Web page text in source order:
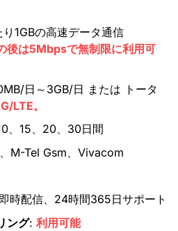
り1GBの高速データ通信
後は5Mbpsで無制限に利用可
日～3GB/日 または トータ
LTE。
、15、20、30日間
M-Tel Gsm、Vivacom
時配信、24時間365日サポート
ング: 利用可能